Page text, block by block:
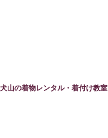
犬山の着物レンタル・着付け教